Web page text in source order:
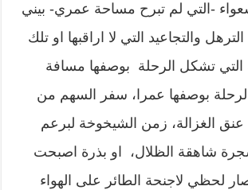
-التي لم تبرح مساحة عمري- بيني
والتجاعيد التي لا اراقبها او تلك
التي تشكل الرحلة بوصفها مسافة
بوصفها عمرا، سفر السهم من
الغزالة، زمن الشيخوخة لبرعم
شاهقة الظلال، او بذرة اصبحت
لحظي لاجنحة الطائر على الهواء